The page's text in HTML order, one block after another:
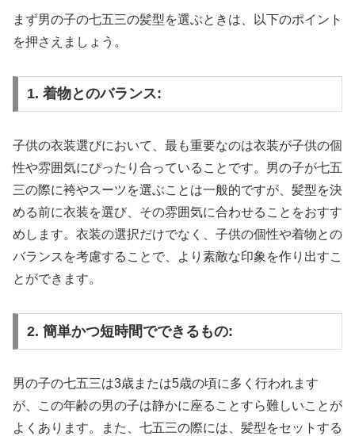
まず男の子の七五三の髪型を選ぶときは、以下のポイント
を押さえましょう。
1. 着物とのバランス:
子供の衣装選びにおいて、最も重要なのは衣装が子供の個
性や雰囲気にぴったり合っていることです。男の子が七五
三の際に袴やスーツを選ぶことは一般的ですが、髪型を決
める前に衣装を選び、その雰囲気に合わせることをおすす
めします。衣装の選択だけでなく、子供の個性や着物との
バランスを考慮することで、より素敵な印象を作り出すこ
とができます。
2. 簡単かつ短時間でできるもの:
男の子の七五三は3歳または5歳の頃に多く行われます
が、この年齢の男の子は静かに座ることすら難しいことが
よくあります。また、七五三の際には、髪型をセットする